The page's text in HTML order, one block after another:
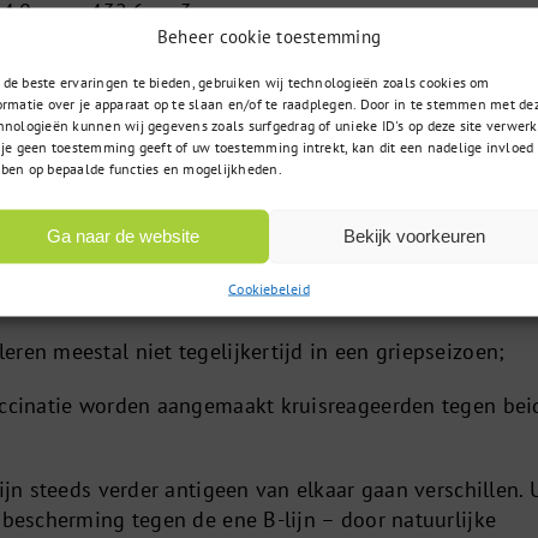
Beheer cookie toestemming
de beste ervaringen te bieden, gebruiken wij technologieën zoals cookies om
over je apparaat op te slaan en/of te raadplegen. Door in te stemmen met
kunnen wij gegevens zoals surfgedrag of unieke ID's op deze site
geen toestemming geeft of uw toestemming intrekt, kan dit een nadelige invloed
op bepaalde functies en mogelijkheden.
Ga naar de website Bekijk voorkeuren
Cookiebeleid
cm = 432,6 cm3.
met 10 vaccins van Influvac (Mylan) hebben een
cm = 485,79 cm3.
2 stammen van Influenza type-A-virussen
en 1 stam van Influenza type-B-virus [de Victoria of
De keuze om 1 B-stam in het vaccin op te nemen werd
feiten:
door Influenza type-A-virussen gedomineerd;
meestal niet tegelijkertijd in een griepseizoen;
worden aangemaakt kruisreageerden tegen
steeds verder antigeen van elkaar gaan verschillen.
tegen de ene B-lijn – door natuurlijke